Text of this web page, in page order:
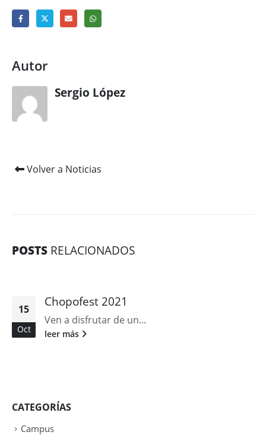
Autor
Sergio López
Volver a Noticias
POSTS RELACIONADOS
15
Oct
Chopofest 2021
Ven a disfrutar de un...
leer más
CATEGORÍAS
Campus